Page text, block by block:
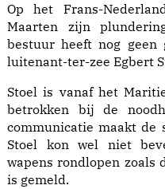
Op het Frans-
Maarten zijn
bestuur heeft nog geen
luitenant-ter-zee Egbert
Stoel is vanaf het
betrokken bij de
communicatie maakt de
Stoel kon wel niet
wapens rondlopen zoals
is gemeld.